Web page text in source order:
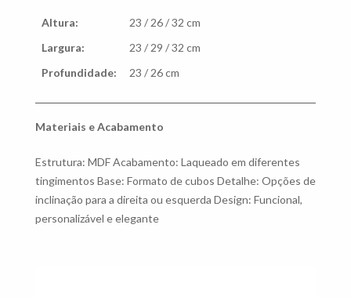
Altura:
23 / 26 / 32 cm
Largura:
23 / 29 / 32 cm
Profundidade:
23 / 26 cm
Materiais e Acabamento
Estrutura: MDF Acabamento: Laqueado em diferentes
tingimentos Base: Formato de cubos Detalhe: Opções de
inclinação para a direita ou esquerda Design: Funcional,
personalizável e elegante